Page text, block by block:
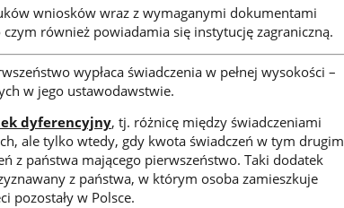
wniosków wraz z wymaganymi dokumentami
również powiadamia się instytucję zagraniczną.
wypłaca świadczenia w pełnej wysokości –
w jego ustawodawstwie.
dyferencyjny, tj. różnicę między świadczeniami
ale tylko wtedy, gdy kwota świadczeń w tym drugim
z państwa mającego pierwszeństwo. Taki dodatek
z państwa, w którym osoba zamieszkuje
pozostały w Polsce.